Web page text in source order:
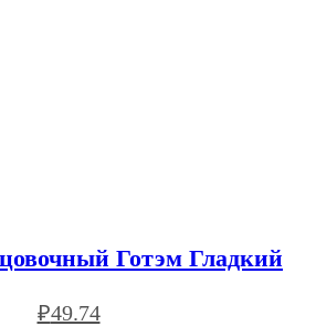
Готэм Гладкий
₽49.74